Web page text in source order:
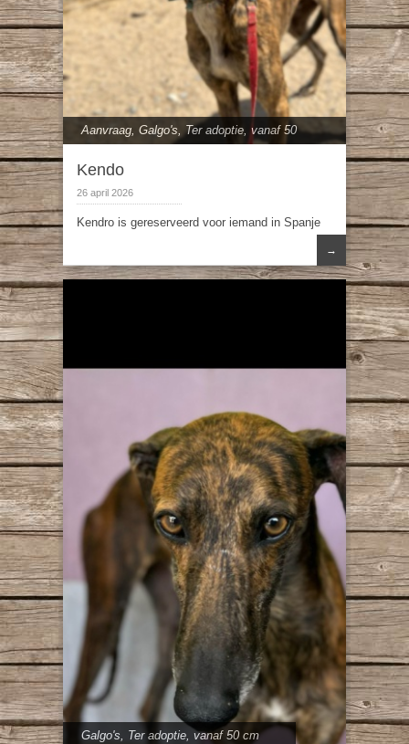
Aanvraag Galgo's Ter adoptie vanaf 50
Kendo
26 april 2026
Kendro is gereserveerd voor iemand in Spanje
→
Galgo's, Ter adoptie, vanaf 50 cm